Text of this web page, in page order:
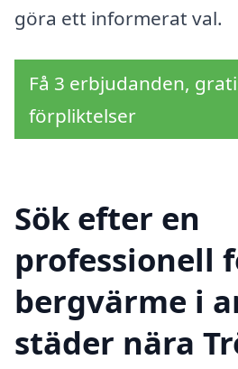
göra ett informerat val.
Få 3 erbjudanden,
förpliktelser
Sök efter en
professionell
bergvärme i
städer nära